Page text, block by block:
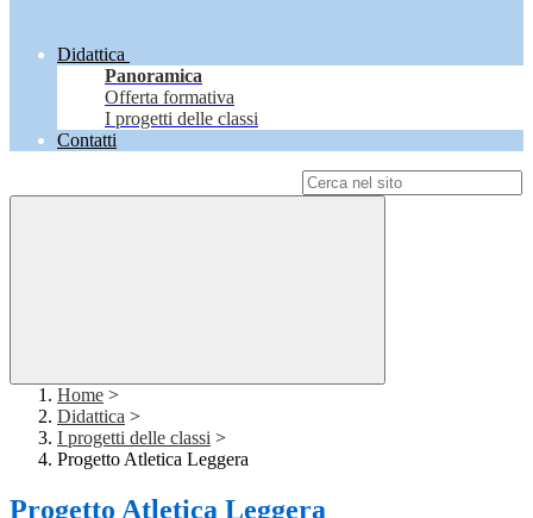
Didattica
Panoramica
Offerta formativa
I progetti delle classi
Contatti
Home >
Didattica >
I progetti delle classi >
Progetto Atletica Leggera
Progetto Atletica Leggera